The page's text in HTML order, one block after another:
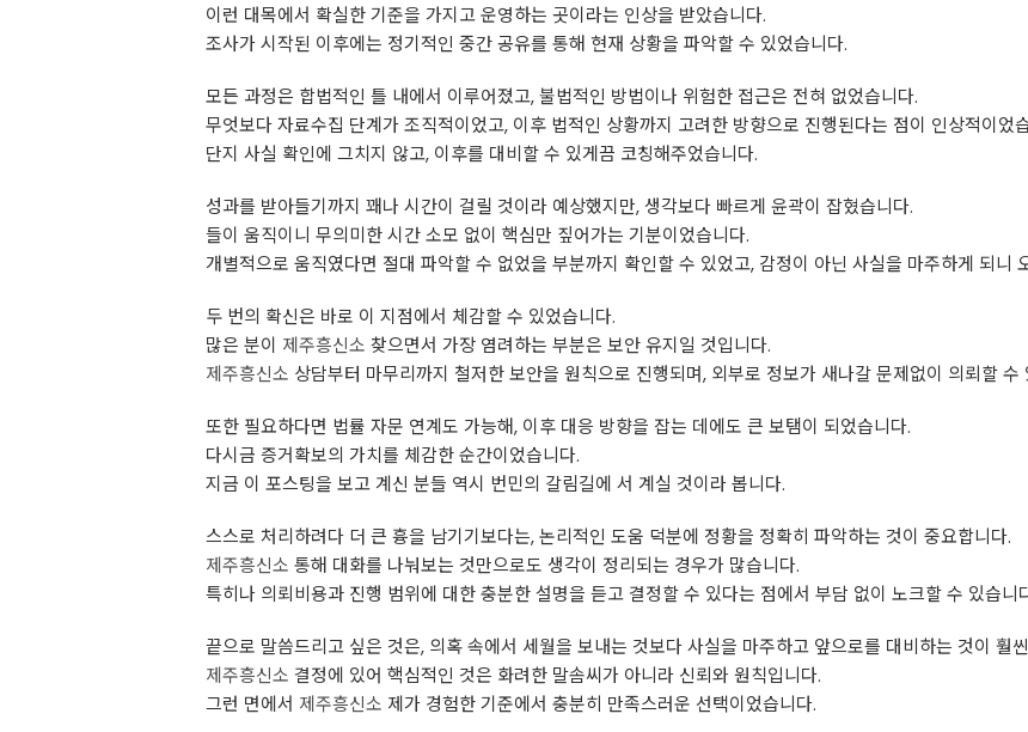
이런 대목에서 확실한 기준을 가지고 운영하는 곳이라는 인상을 받았습니다.
조사가 시작된 이후에는 정기적인 중간 공유를 통해 현재 상황을 파악할 수 있었습니다.
모든 과정은 합법적인 틀 내에서 이루어졌고, 불법적인 방법이나 위험한 접근은 전혀 없었습니다.
무엇보다 자료수집 단계가 조직적이었고, 이후 법적인 상황까지 고려한 방향으로 진행된다는 점이 인상적이었
단지 사실 확인에 그치지 않고, 이후를 대비할 수 있게끔 코칭해주었습니다.
성과를 받아들기까지 꽤나 시간이 걸릴 것이라 예상했지만, 생각보다 빠르게 윤곽이 잡혔습니다.
들이 움직이니 무의미한 시간 소모 없이 핵심만 짚어가는 기분이었습니다.
개별적으로 움직였다면 절대 파악할 수 없었을 부분까지 확인할 수 있었고, 감정이 아닌 사실을 마주하게 되니
두 번의 확신은 바로 이 지점에서 체감할 수 있었습니다.
많은 분이 제주흥신소 찾으면서 가장 염려하는 부분은 보안 유지일 것입니다.
제주흥신소 상담부터 마무리까지 철저한 보안을 원칙으로 진행되며, 외부로 정보가 새나갈 문제없이 의뢰할 수
또한 필요하다면 법률 자문 연계도 가능해, 이후 대응 방향을 잡는 데에도 큰 보탬이 되었습니다.
다시금 증거확보의 가치를 체감한 순간이었습니다.
지금 이 포스팅을 보고 계신 분들 역시 번민의 갈림길에 서 계실 것이라 봅니다.
스스로 처리하려다 더 큰 흉을 남기기보다는, 논리적인 도움 덕분에 정황을 정확히 파악하는 것이 중요합니다.
제주흥신소 통해 대화를 나눠보는 것만으로도 생각이 정리되는 경우가 많습니다.
특히나 의뢰비용과 진행 범위에 대한 충분한 설명을 듣고 결정할 수 있다는 점에서 부담 없이 노크할 수 있습니
끝으로 말씀드리고 싶은 것은, 의혹 속에서 세월을 보내는 것보다 사실을 마주하고 앞으로를 대비하는 것이 훨
제주흥신소 결정에 있어 핵심적인 것은 화려한 말솜씨가 아니라 신뢰와 원칙입니다.
그런 면에서 제주흥신소 제가 경험한 기준에서 충분히 만족스러운 선택이었습니다.